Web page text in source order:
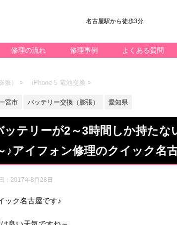
名古屋駅から徒歩3分
修理の流れ 修理事例 よくある質問
張） > iPhone 5 電池交換 >
宮市 バッテリー交換（膨張） 愛知県
テリーが2～3時間しか持たな
♪アイフォン修理のクイック名
： 2017年8月28日
ック名古屋です♪